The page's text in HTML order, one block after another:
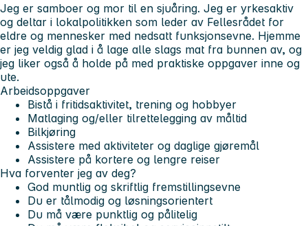
Jeg er samboer og mor til en sjuåring. Jeg er yrkesaktiv
og deltar i lokalpolitikken som leder av Fellesrådet for
eldre og mennesker med nedsatt funksjonsevne. Hjemme
er jeg veldig glad i å lage alle slags mat fra bunnen av, og
jeg liker også å holde på med praktiske oppgaver inne og
ute.
Arbeidsoppgaver
Bistå i fritidsaktivitet, trening og hobbyer
Matlaging og/eller tilrettelegging av måltid
Bilkjøring
Assistere med aktiviteter og daglige gjøremål
Assistere på kortere og lengre reiser
Hva forventer jeg av deg?
God muntlig og skriftlig fremstillingsevne
Du er tålmodig og løsningsorientert
Du må være punktlig og pålitelig